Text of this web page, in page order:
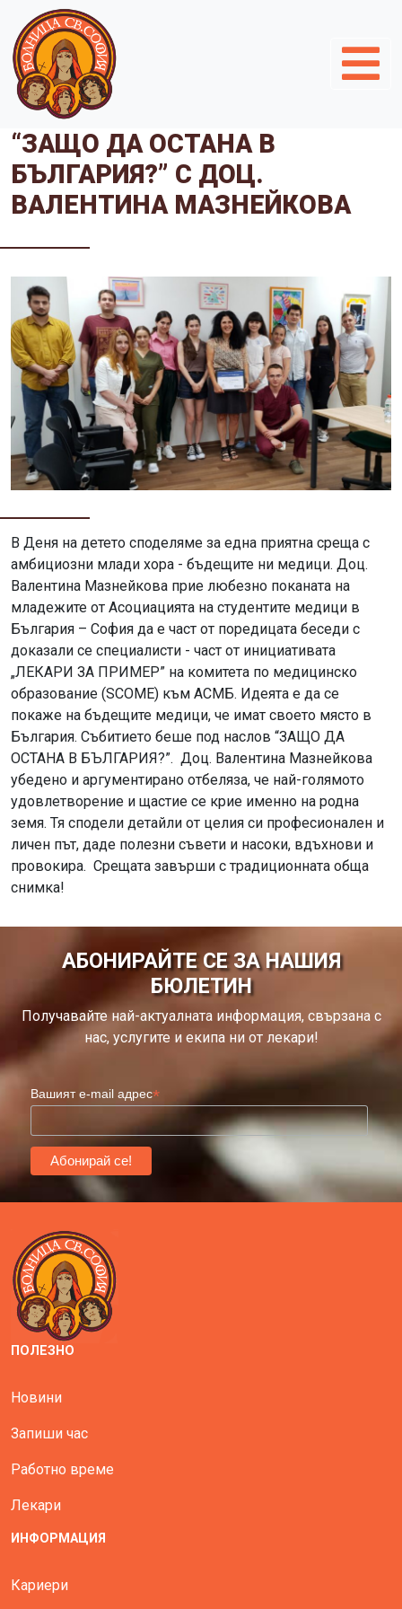
“ЗАЩО ДА ОСТАНА В
БЪЛГАРИЯ?” С ДОЦ.
ВАЛЕНТИНА МАЗНЕЙКОВА
В Деня на детето споделяме за една приятна среща с
амбициозни млади хора - бъдещите ни медици. Доц.
Валентина Мазнейкова прие любезно поканата на
младежите от Асоциацията на студентите медици в
България – София да е част от поредицата беседи с
доказали се специалисти - част от инициативата
„ЛЕКАРИ ЗА ПРИМЕР” на комитета по медицинско
образование (SCOME) към АСМБ. Идеята е да се
покаже на бъдещите медици, че имат своето място в
България. Събитието беше под наслов “ЗАЩО ДА
ОСТАНА В БЪЛГАРИЯ?”. Доц. Валентина Мазнейкова
убедено и аргументирано отбеляза, че най-голямото
удовлетворение и щастие се крие именно на родна
земя. Тя сподели детайли от целия си професионален и
личен път, даде полезни съвети и насоки, вдъхнови и
провокира. Срещата завърши с традиционната обща
снимка!
АБОНИРАЙТЕ СЕ ЗА НАШИЯ
БЮЛЕТИН
Получавайте най-актуалната информация, свързана с
нас, услугите и екипа ни от лекари!
Вашият e-mail адрес*
ПОЛЕЗНО
Новини
Запиши час
Работно време
Лекари
ИНФОРМАЦИЯ
Кариери